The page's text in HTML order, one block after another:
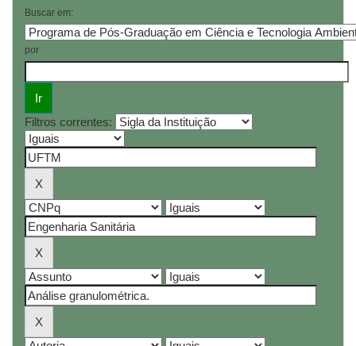
Buscar em:
por
Filtros correntes: